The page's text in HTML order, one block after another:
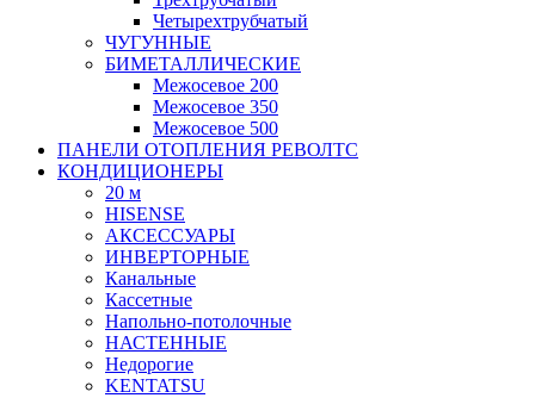
Четырехтрубчатый
ЧУГУННЫЕ
БИМЕТАЛЛИЧЕСКИЕ
Межосевое 200
Межосевое 350
Межосевое 500
ПАНЕЛИ ОТОПЛЕНИЯ РЕВОЛТС
КОНДИЦИОНЕРЫ
20 м
HISENSE
АКСЕССУАРЫ
ИНВЕРТОРНЫЕ
Канальные
Кассетные
Напольно-потолочные
НАСТЕННЫЕ
Недорогие
KENTATSU